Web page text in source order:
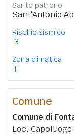
Santo patrono
Sant'Antonio
Rischio sismico
3
Zona climatica
F
Comune
Comune di
Loc. Capoluogo